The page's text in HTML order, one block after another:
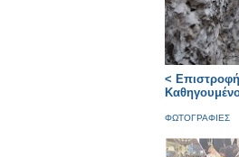
<
ΦΩΤΟΓΡΑΦΙΕΣ